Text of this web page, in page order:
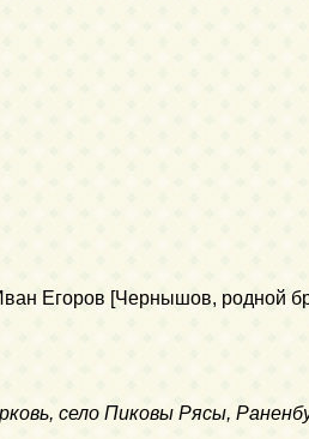
Егоров [Чернышов, родной
село Пиковы Рясы,